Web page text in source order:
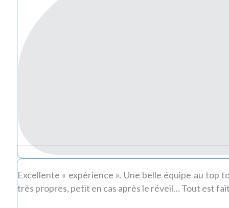
Excellente « expérience ». Une belle équipe au top
très propres, petit en cas après le réveil… Tout est